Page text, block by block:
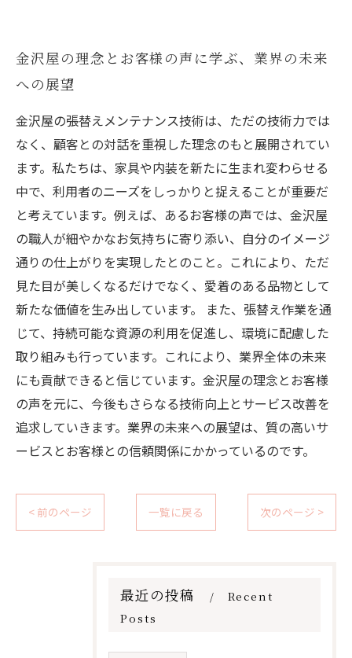
金沢屋の理念とお客様の声に学ぶ、業界の未来
への展望
金沢屋の張替えメンテナンス技術は、ただの技術力では
なく、顧客との対話を重視した理念のもと展開されてい
ます。私たちは、家具や内装を新たに生まれ変わらせる
中で、利用者のニーズをしっかりと捉えることが重要だ
と考えています。例えば、あるお客様の声では、金沢屋
の職人が細やかなお気持ちに寄り添い、自分のイメージ
通りの仕上がりを実現したとのこと。これにより、ただ
見た目が美しくなるだけでなく、愛着のある品物として
新たな価値を生み出しています。 また、張替え作業を通
じて、持続可能な資源の利用を促進し、環境に配慮した
取り組みも行っています。これにより、業界全体の未来
にも貢献できると信じています。金沢屋の理念とお客様
の声を元に、今後もさらなる技術向上とサービス改善を
追求していきます。業界の未来への展望は、質の高いサ
ービスとお客様との信頼関係にかかっているのです。
< 前のページ 一覧に戻る 次のページ >
最近の投稿
Recent
Posts